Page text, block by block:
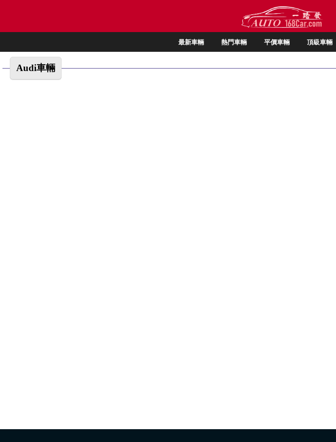
最新車輛 熱門車輛 平價車輛 頂級車輛
Audi車輛